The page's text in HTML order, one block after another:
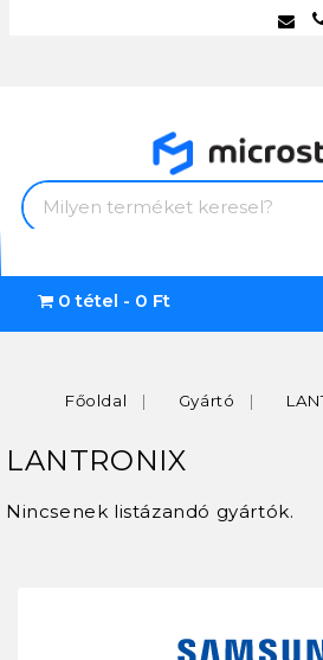
0 tétel - 0 Ft
Főoldal Gyártó
LANTRONIX
Nincsenek listázandó gyártók.